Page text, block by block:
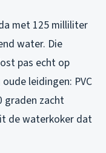
met 125 milliliter
water. Die
pas echt op
leidingen: PVC
graden zacht
de waterkoker dat